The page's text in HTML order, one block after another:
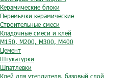
Керамические блоки
Перемычки керамические
Строительные смеси
Кладочные смеси и клей
М150, М200, М300, М400
Цемент
Штукатурки
Шпатлевки
Клей для утеплителя, базовый слой